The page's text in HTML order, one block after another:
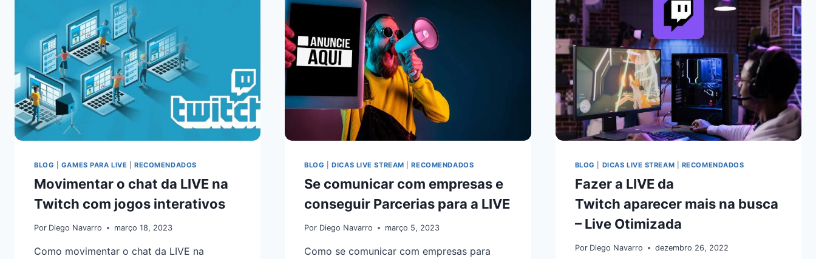
BLOG GAMES PARA LIVE |RECOMENDADOS
Movimentar o chat da LIVE na
Twitch com jogos interativos
Por Diego Navarro março 18, 2023
Como movimentar o chat da LIVE na
BLOG |DICAS LIVE STREAM |RECOMENDADOS
Se comunicar com empresas e
conseguir Parcerias para a LIVE
Por Diego Navarro março 5, 2023
Como se comunicar com empresas para
BLOG DICAS LIVE STREAM RECOMENDADOS
Fazer a LIVE da
Twitch aparecer mais na busca
– Live Otimizada
Por Diego Navarro dezembro 26, 2022